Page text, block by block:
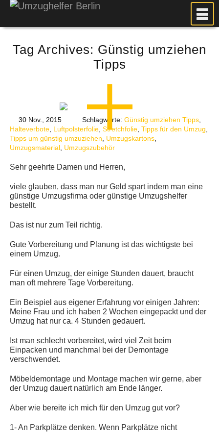
PREISE
ANFRAGE
FOTOS
WEITERE DIENSTLEISTUNGEN
AKTUELLES
BLOG
UMZUGSKOSTEN RECHNER
KUNDENMEINUNGEN
Tag Archives: Günstig umziehen
Tipps
30 Nov., 2015 Schlagworte: Günstig umziehen Tipps
Halteverbote Luftpolsterfolie Stretchfolie Tipps für den Umzug
Tipps um günstig umzuziehen
Umzugskartons
Umzugsmaterial Umzugszubehör
Sehr geehrte Damen und Herren,
viele glauben, dass man nur Geld spart indem man eine
günstige Umzugsfirma oder günstige Umzugshelfer
bestellt.
Das ist nur zum Teil richtig.
Gute Vorbereitung und Planung ist das wichtigste bei
einem Umzug.
Für einen Umzug, der einige Stunden dauert, braucht
man oft mehrere Tage Vorbereitung.
Ein Beispiel aus eigener Erfahrung vor einigen Jahren:
Meine Frau und ich haben 2 Wochen eingepackt und der
Umzug hat nur ca. 4 Stunden gedauert.
Ist man schlecht vorbereitet, wird viel Zeit beim
Einpacken und manchmal bei der Demontage
verschwendet.
Möbeldemontage und Montage machen wir gerne, aber
der Umzug dauert natürlich am Ende länger.
Aber wie bereite ich mich für den Umzug gut vor?
1- An Parkplätze denken. Wenn Parkplätze nicht